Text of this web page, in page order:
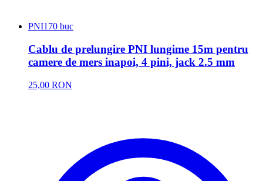
PNI170 buc
Cablu de prelungire PNI lungime 15m pentru
camere de mers inapoi, 4 pini, jack 2.5 mm
25,00 RON